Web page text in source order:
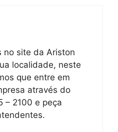
no site da Ariston
localidade, neste
que entre em
através do
– 2100 e peça